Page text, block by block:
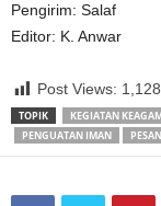
Pengirim: Salaf
Editor: K. Anwar
Post Views: 1,128
TOPIK KEGIATAN
PENGUATAN IMAN